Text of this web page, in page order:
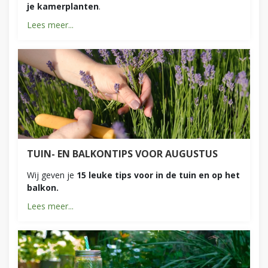
je kamerplanten.
Lees meer...
TUIN- EN BALKONTIPS VOOR AUGUSTUS
Wij geven je 15 leuke tips voor in de tuin en op het
balkon.
Lees meer...